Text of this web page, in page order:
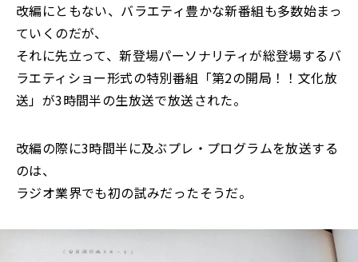
改編にともない、バラエティ豊かな新番組も多数始まっ
ていくのだが、
それに先立って、新登場パーソナリティが総登場するバ
ラエティショー形式の特別番組「第2の開局！！文化放
送」が3時間半の生放送で放送された。
改編の際に3時間半に及ぶプレ・プログラムを放送する
のは、
ラジオ業界でも初の試みだったそうだ。